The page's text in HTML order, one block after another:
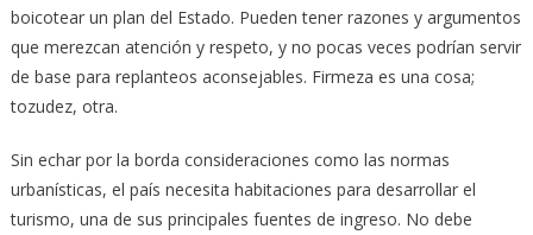
boicotear un plan del Estado. Pueden tener razones y argumentos
que merezcan atención y respeto, y no pocas veces podrían servir
de base para replanteos aconsejables. Firmeza es una cosa;
tozudez, otra.
Sin echar por la borda consideraciones como las normas
urbanísticas, el país necesita habitaciones para desarrollar el
turismo, una de sus principales fuentes de ingreso. No debe